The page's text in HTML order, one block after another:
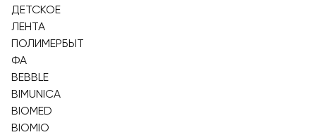
ДЕТСКОЕ
ЛЕНТА
ПОЛИМЕРБЫТ
ФА
BEBBLE
BIMUNICA
BIOMED
BIOMIO